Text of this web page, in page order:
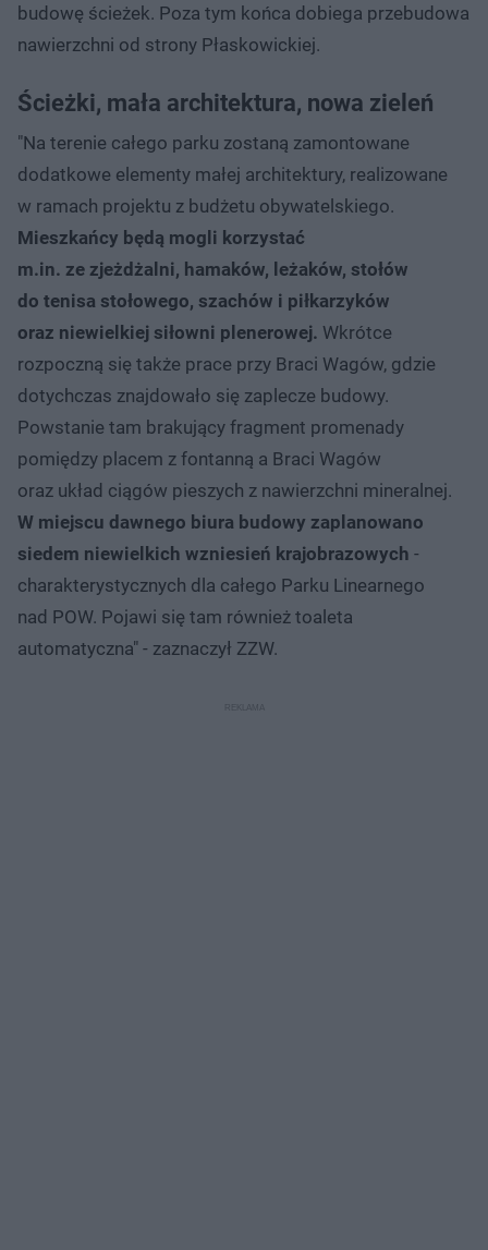
budowę ścieżek. Poza tym końca dobiega przebudowa
nawierzchni od strony Płaskowickiej.
Ścieżki, mała architektura, nowa zieleń
"Na terenie całego parku zostaną zamontowane
dodatkowe elementy małej architektury, realizowane
w ramach projektu z budżetu obywatelskiego.
Mieszkańcy będą mogli korzystać
m.in. ze zjeżdżalni, hamaków, leżaków, stołów
do tenisa stołowego, szachów i piłkarzyków
oraz niewielkiej siłowni plenerowej. Wkrótce
rozpoczną się także prace przy Braci Wagów, gdzie
dotychczas znajdowało się zaplecze budowy.
Powstanie tam brakujący fragment promenady
pomiędzy placem z fontanną a Braci Wagów
oraz układ ciągów pieszych z nawierzchni mineralnej.
W miejscu dawnego biura budowy zaplanowano
siedem niewielkich wzniesień krajobrazowych -
charakterystycznych dla całego Parku Linearnego
nad POW. Pojawi się tam również toaleta
automatyczna" - zaznaczył ZZW.